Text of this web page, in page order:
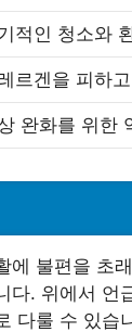
적인 청소와
르겐을 피하
완화를 위한
에 불편을 초
다. 위에서 언
다룰 수 있습